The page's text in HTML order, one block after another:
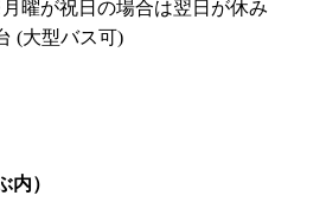
曜が祝日の場合は翌日が休み
(大型バス可)
内）